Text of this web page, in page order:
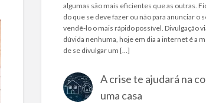
algumas são mais eficientes que as outras.
do que se deve fazer ou não para anunciar o
vendê-lo o mais rápido possível. Divulgação
dúvida nenhuma, hoje em dia a internet é a
de se divulgar um […]
A crise te ajudará na
uma casa